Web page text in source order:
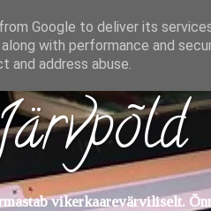
vikerkaarevärviliselt.
Google to deliver its
with performance and
address abuse.